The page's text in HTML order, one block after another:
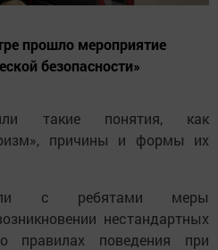
прошло мероприятие
безопасности»
такие понятия, как
причины и формы их
с ребятами меры
нестандартных
правилах поведения при